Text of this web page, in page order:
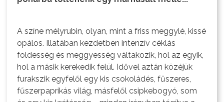
A színe mélyrubin, olyan, mint a friss meggylé, kissé
opálos. Illatában kezdetben intenzív céklás
földesség és meggyesség váltakozik, hol az egyik,
hol a másik kerekedik felül. Idővel aztán közéjük
furakszik egyfelől egy kis csokoládés, fűszeres,
fűszerpaprikás világ, másfelől csipkebogyó, som